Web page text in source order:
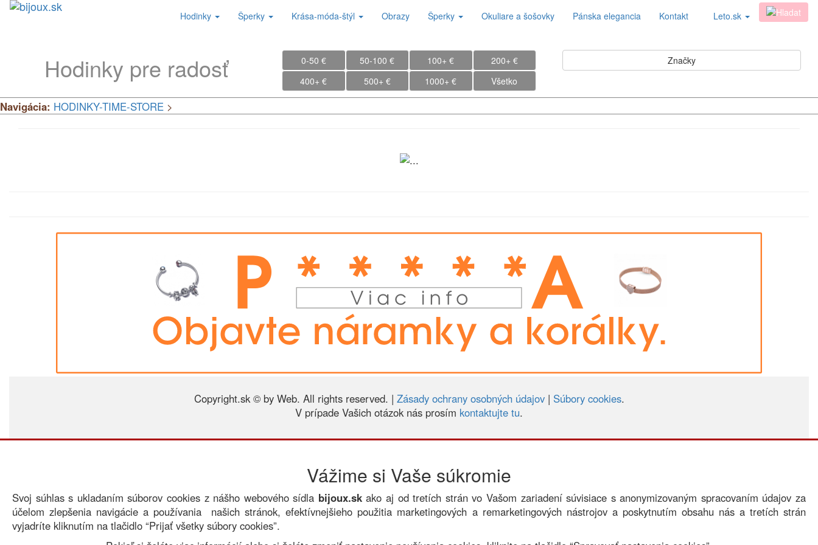
Hodinky Šperky Krása-móda-štýl Obrazy Šperky Okuliare a šošovky Pánska elegancia Kontakt Leto.sk
Hodinky pre radosť 0-50 € 50-100 € 100+ €
200+ €
400+ €
500+ € 1000+ € Všetko
Značky
Navigácia: HODINKY-TIME-STORE >
Copyright.sk © by Web. All rights reserved. | Zásady ochrany osobných údajov| Súbory cookies.
V prípade Vašich otázok nás prosím kontaktujte tu.
Vážime si Vaše súkromie
Svoj súhlas s ukladaním súborov cookies z nášho webového sídla bijoux.skako aj od tretích strán vo Vašom zariadení súvisiace s anonymizovaným spracovaním údajov za
účelom zlepšenia navigácie a používania našich stránok, efektívnejšieho použitia marketingových a remarketingových nástrojov a poskytnutím obsahu nás a tretích strán
vyjadríte kliknutím na tlačidlo “Prijať všetky súbory cookies”.